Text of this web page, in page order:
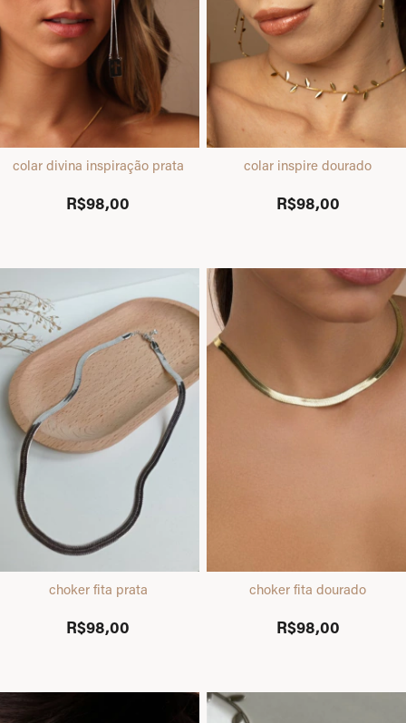
colar divina inspiração prata
R$98,00
colar inspire dourado
R$98,00
choker fita prata
R$98,00
choker fita dourado
R$98,00